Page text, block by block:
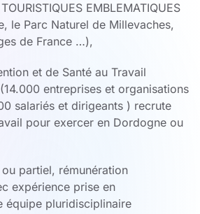
EMBLEMATIQUES
le Parc Naturel de Millevaches,
de France …),
et de Santé au Travail
entreprises et organisations
salariés et dirigeants ) recrute
pour exercer en Dordogne ou
partiel, rémunération
expérience prise en
équipe pluridisciplinaire